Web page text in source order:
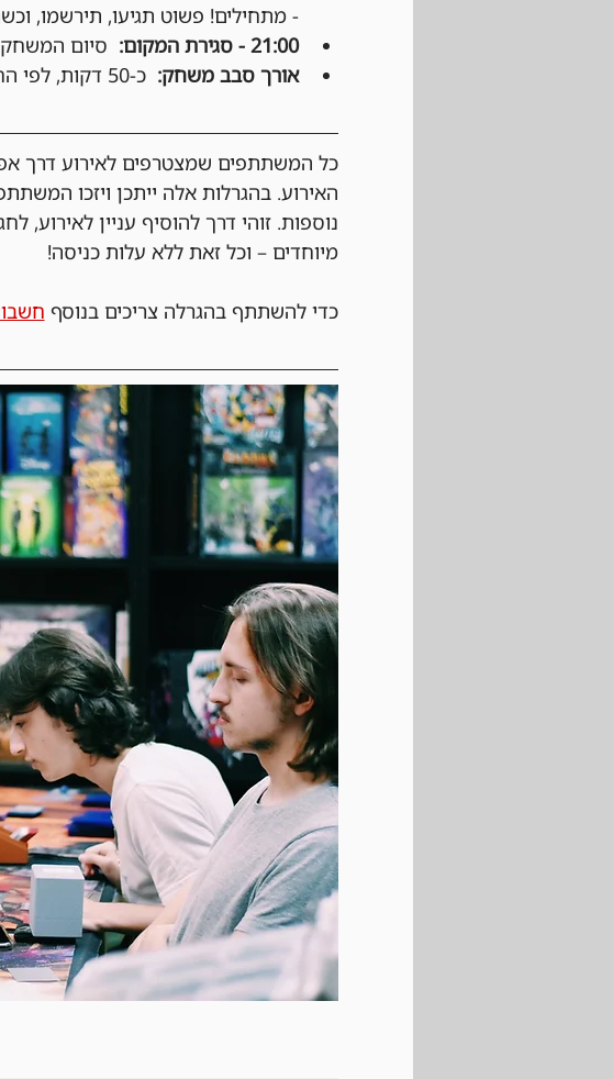
- מתחילים! פשוט תגיעו, תירשמו,
21:00 - סגירת המקום:
סיום
אורך סבב משחק: כ-50 דקות, לפי החלטת הקבוצה.
כל המשתתפים שמצטרפים לאירוע דרך
האירוע. בהגרלות אלה ייתכן ויזכו
נוספות. זוהי דרך להוסיף עניין
מיוחדים – וכל זאת ללא עלות כניסה!
כדי להשתתף בהגרלה צריכים בנוסף